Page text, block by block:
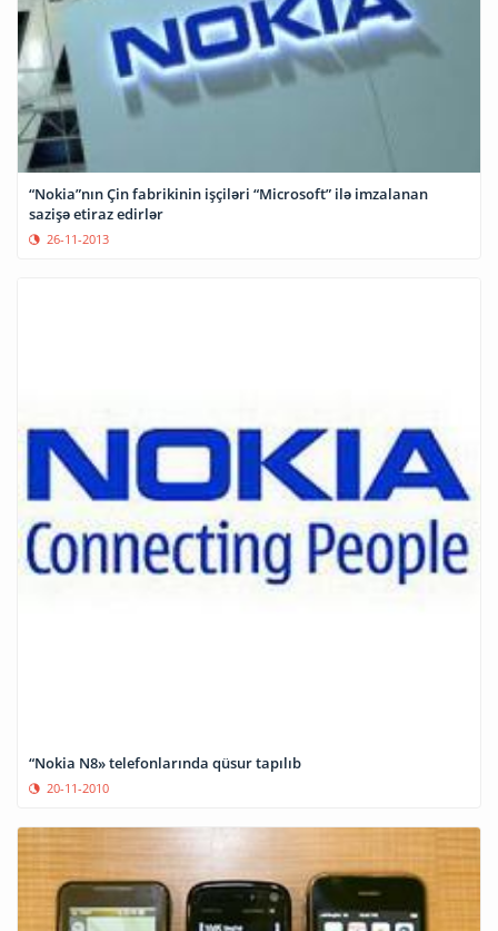
“Nokia”nın Çin fabrikinin işçiləri “Microsoft” ilə imzalanan
sazişə etiraz edirlər
26-11-2013
“Nokia N8» telefonlarında qüsur tapılıb
20-11-2010